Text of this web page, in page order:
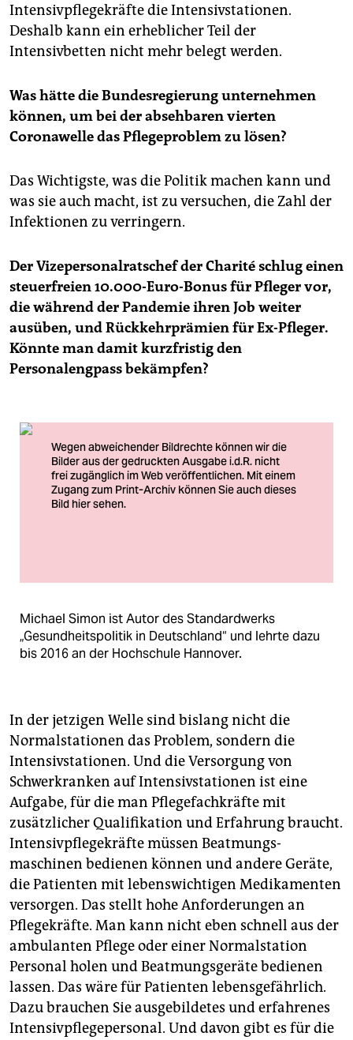
Intensivpflegekräfte die Intensivstationen.
Deshalb kann ein erheblicher Teil der
Intensivbetten nicht mehr belegt werden.
Was hätte die Bundesregierung unternehmen
können, um bei der absehbaren vierten
Coronawelle das Pflegeproblem zu lösen?
Das Wichtigste, was die Politik machen kann und
was sie auch macht, ist zu versuchen, die Zahl der
Infektionen zu verringern.
Der Vizepersonalratschef der Charité schlug einen
steuerfreien 10.000-Euro-Bonus für Pfleger vor,
die während der Pandemie ihren Job weiter
ausüben, und Rückkehrprämien für Ex-Pfleger.
Könnte man damit kurzfristig den
Personalengpass bekämpfen?
Michael Simon ist Autor des Standardwerks
„Gesundheitspolitik in Deutschland“ und lehrte dazu
bis 2016 an der Hochschule Hannover.
In der jetzigen Welle sind bislang nicht die
Normalstationen das Problem, sondern die
Intensivstationen. Und die Versorgung von
Schwerkranken auf Intensivstationen ist eine
Aufgabe, für die man Pflegefachkräfte mit
zusätzlicher Quali­fikation und Erfahrung braucht.
Intensivpflegekräfte müssen Be­atmungs­
maschinen bedienen können und andere Geräte,
die Patienten mit lebenswichtigen Medikamenten
versorgen. Das stellt hohe Anforderungen an
Pflegekräfte. Man kann nicht eben schnell aus der
ambulanten Pflege oder einer Normalstation
Personal holen und Beatmungsgeräte bedienen
lassen. Das wäre für Patienten lebensgefährlich.
Dazu brauchen Sie ausgebildetes und erfahrenes
Intensivpflegepersonal. Und ­davon gibt es für die